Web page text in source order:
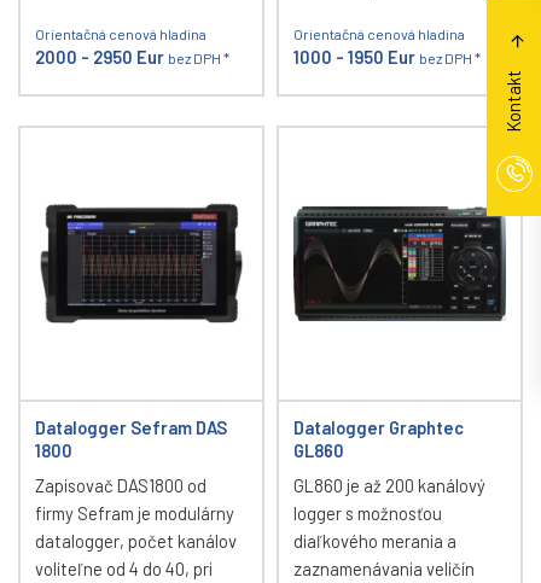
Orientačná cenová hladina
2000 - 2950 Eur bez DPH *
Orientačná cenová hladina
1000 - 1950 Eur bez DPH *
Datalogger Sefram DAS
1800
Zapisovač DAS1800 od
firmy Sefram je modulárny
datalogger, počet kanálov
voliteľne od 4 do 40, pri
Datalogger Graphtec
GL860
GL860 je až 200 kanálový
logger s možnosťou
diaľkového merania a
zaznamenávania veličín
Kontakt